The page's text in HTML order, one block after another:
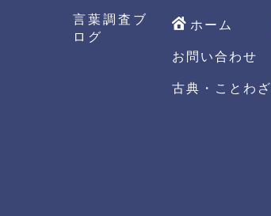
言葉調査ブ
ログ
ホーム
お問い合わせ
古典・ことわざ